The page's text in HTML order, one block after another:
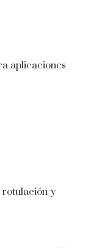
aplicaciones
rotulación y